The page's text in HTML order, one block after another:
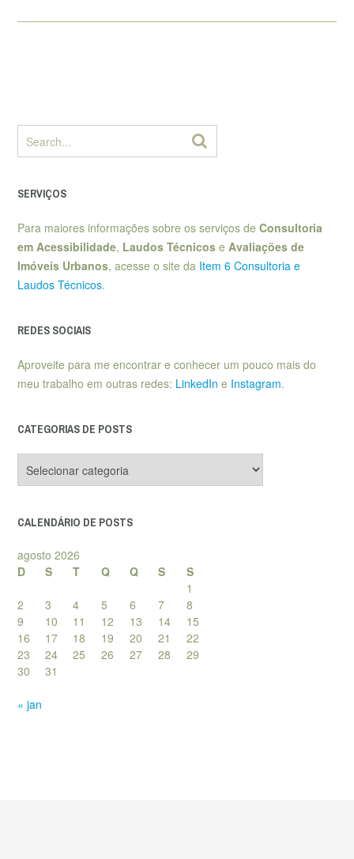
SERVIÇOS
Para maiores informações sobre os serviços de Consultoria
em Acessibilidade, Laudos Técnicos e Avaliações de
Imóveis Urbanos, acesse o site da Item 6 Consultoria e
Laudos Técnicos.
REDES SOCIAIS
Aproveite para me encontrar e conhecer um pouco mais do
meu trabalho em outras redes: LinkedIn e Instagram.
CATEGORIAS DE POSTS
de
CALENDÁRIO DE POSTS
agosto 2026
D
S T Q Q S
S
1
2
3 4 5 6 7
8
9
10 11 12 13 14
15
16
17 18 19 20 21
22
23
24 25 26 27 28
29
30
31
« jan